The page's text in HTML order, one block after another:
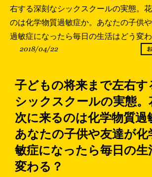
右する深刻なシックスクールの実態。
のは化学物質過敏症か。あなたの子供
過敏症になったら毎日の生活はどう変
2018/04/22
子どもの将来まで左右す
シックスクールの実態。
次に来るのは化学物質過
あなたの子供や友達が化
敏症になったら毎日の生
変わる？